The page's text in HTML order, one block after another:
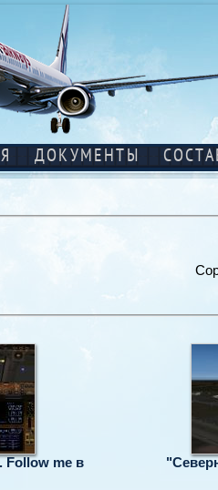
ДОКУМЕНТЫ
Follow me в